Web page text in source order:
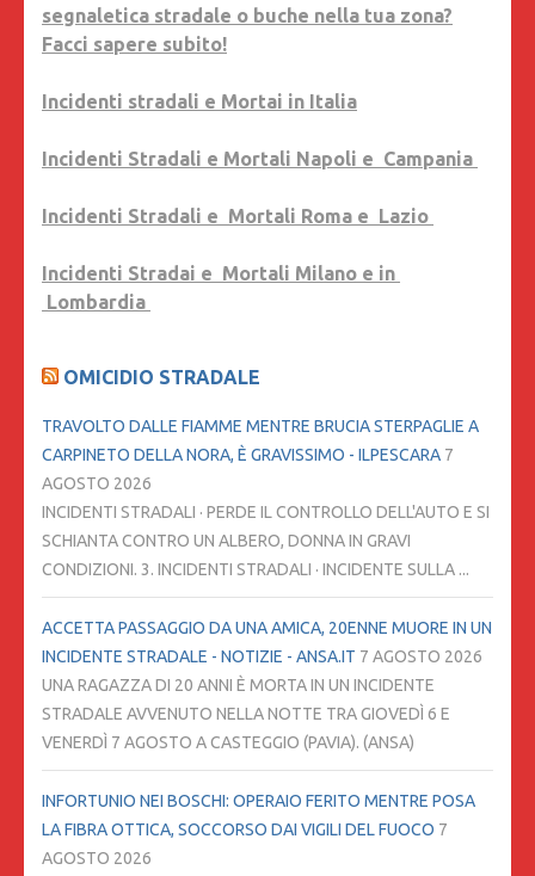
segnaletica stradale o buche nella tua zona?
Facci sapere subito!
Incidenti stradali e Mortai in Italia
Incidenti Stradali e Mortali Napoli e Campania
Incidenti Stradali e Mortali Roma e Lazio
Incidenti Stradai e Mortali Milano e in
Lombardia
OMICIDIO STRADALE
TRAVOLTO DALLE FIAMME MENTRE BRUCIA STERPAGLIE A
CARPINETO DELLA NORA, È GRAVISSIMO - ILPESCARA 7
AGOSTO 2026
INCIDENTI STRADALI · PERDE IL CONTROLLO DELL'AUTO E SI
SCHIANTA CONTRO UN ALBERO, DONNA IN GRAVI
CONDIZIONI. 3. INCIDENTI STRADALI · INCIDENTE SULLA ...
ACCETTA PASSAGGIO DA UNA AMICA, 20ENNE MUORE IN UN
INCIDENTE STRADALE - NOTIZIE - ANSA.IT 7 AGOSTO 2026
UNA RAGAZZA DI 20 ANNI È MORTA IN UN INCIDENTE
STRADALE AVVENUTO NELLA NOTTE TRA GIOVEDÌ 6 E
VENERDÌ 7 AGOSTO A CASTEGGIO (PAVIA). (ANSA)
INFORTUNIO NEI BOSCHI: OPERAIO FERITO MENTRE POSA
LA FIBRA OTTICA, SOCCORSO DAI VIGILI DEL FUOCO 7
AGOSTO 2026